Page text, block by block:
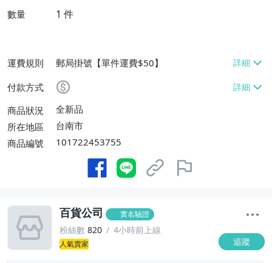
數量 1 件
運費規則
郵局掛號【單件運費$50】
付款方式
商品狀況
全新品
所在地區
台南市
商品編號
101722453755
百貨公司 實名驗證
粉絲數 820 4小時前上線
人氣賣家 追蹤